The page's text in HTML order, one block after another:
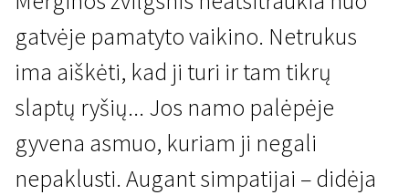
gatvėje pamatyto vaikino. Netrukus
ima aiškėti, kad ji turi ir tam tikrų
slaptų ryšių... Jos namo palėpėje
gyvena asmuo, kuriam ji negali
nepaklusti. Augant simpatijai – didėja